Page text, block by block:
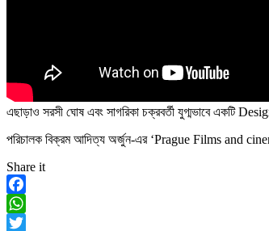
এছাড়াও সরসী ঘোষ এবং সাগরিকা চক্রবর্তী যুগ্মভাবে একটি
পরিচালক বিক্রম আদিত্য অর্জুন-এর ‘Prague Films and
Share it
Facebook
WhatsApp